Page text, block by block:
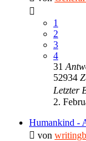
1
2
3
4
31
52934
Letzter
2.
Humankind -
von